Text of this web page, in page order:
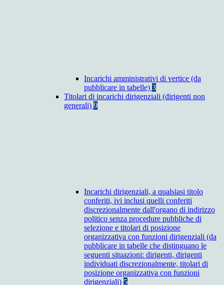
Incarichi amministrativi di vertice (da
pubblicare in tabelle) 3
Titolari di incarichi dirigenziali (dirigenti non
generali) 9
Incarichi dirigenziali, a qualsiasi titolo
conferiti, ivi inclusi quelli conferiti
discrezionalmente dall'organo di indirizzo
politico senza procedure pubbliche di
selezione e titolari di posizione
organizzativa con funzioni dirigenziali (da
pubblicare in tabelle che distinguano le
seguenti situazioni: dirigenti, dirigenti
individuati discrezionalmente, titolari di
posizione organizzativa con funzioni
dirigenziali) 5